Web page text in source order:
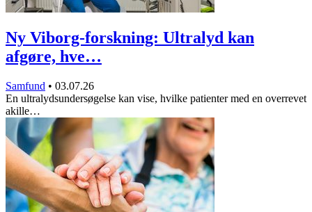
Ny Viborg-forskning: Ultralyd kan
afgøre, hve…
Samfund • 03.07.26
En ultralydsundersøgelse kan vise, hvilke patienter med en overrevet
akille…